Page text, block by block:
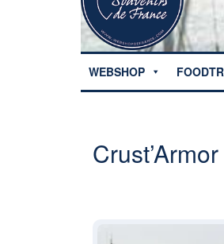
WEBSHOP
Crust’Armor